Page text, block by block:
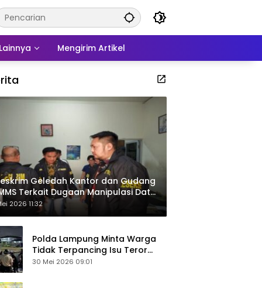
Lainnya Mengirim Artikel
Geledah Kantor dan Gudang
Terkait Dugaan Manipulasi Data
Sawit
2026 11:32
Polda Lampung Minta Warga
Tidak Terpancing Isu Teror
Pocong Palsu, Patroli
30 Mei 2026 09:01